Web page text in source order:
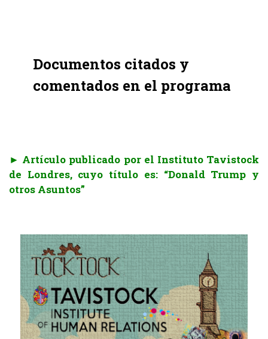
Documentos citados y
comentados en el programa
► Artículo publicado por el Instituto Tavistock
de Londres, cuyo título es: “Donald Trump y
otros Asuntos”